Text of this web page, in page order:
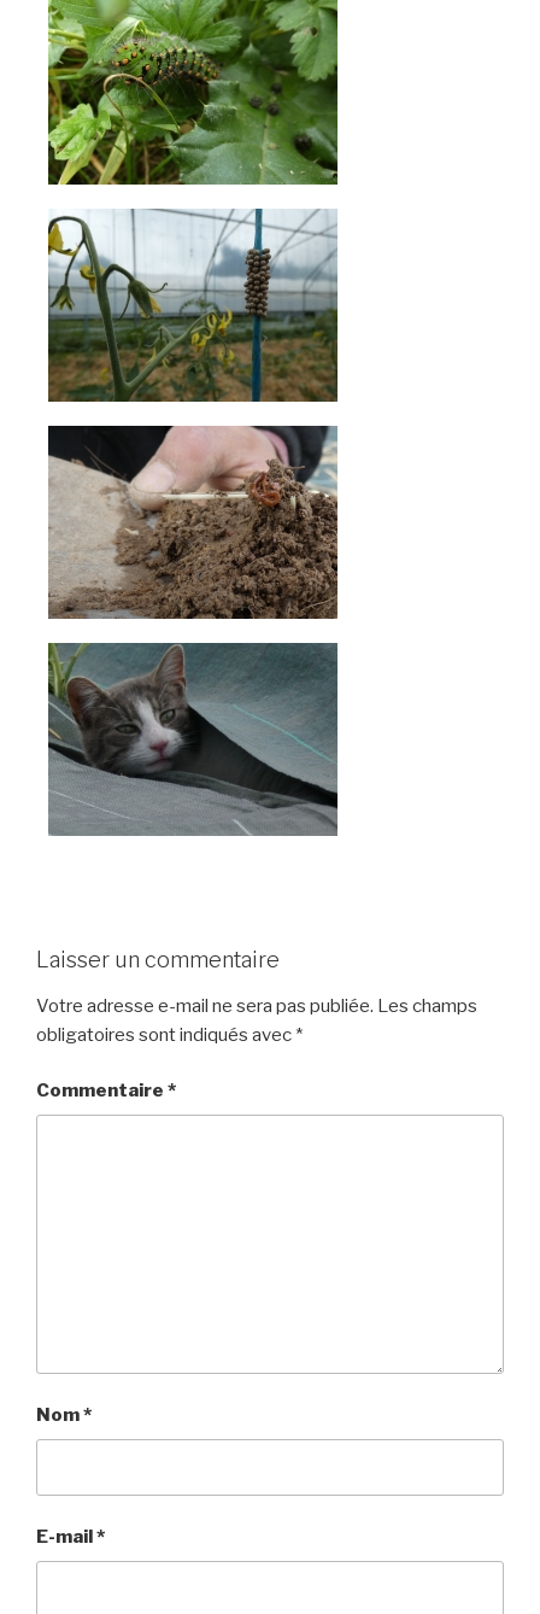
Laisser un commentaire
Votre adresse e-mail ne sera pas publiée. Les champs
obligatoires sont indiqués avec *
Commentaire *
Nom*
E-mail*